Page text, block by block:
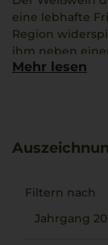
eine lebhafte
Region
ihm neben
Schmelzigkeit.
Risotto allo
Mehr lesen
Filtern nach
Jahrgang